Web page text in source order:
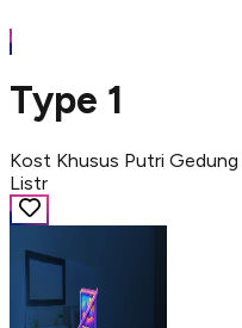
Type 1
Kost Khusus Putri
Listr